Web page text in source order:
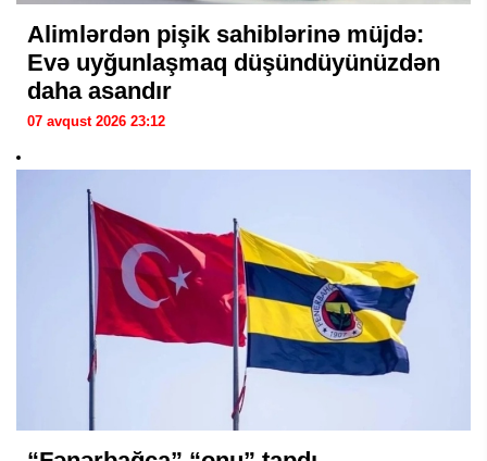
Alimlərdən pişik sahiblərinə müjdə:
Evə uyğunlaşmaq düşündüyünüzdən
daha asandır
07 avqust 2026 23:12